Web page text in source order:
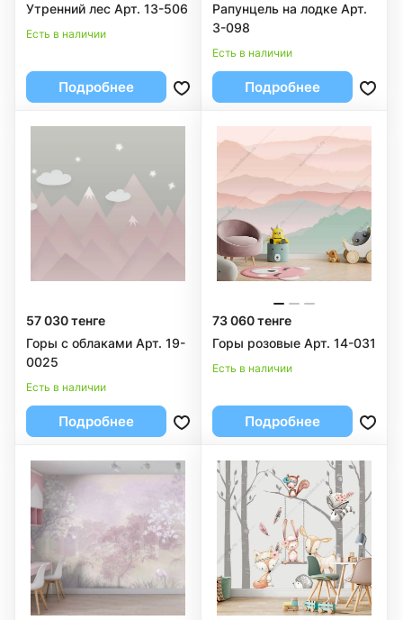
Утренний лес Арт. 13-506
Есть в наличии
Подробнее
Рапунцель на лодке Арт.
3-098
Есть в наличии
Подробнее
57 030 тенге
Горы с облаками Арт. 19-
0025
Есть в наличии
Подробнее
73 060 тенге
Горы розовые Арт. 14-031
Есть в наличии
Подробнее